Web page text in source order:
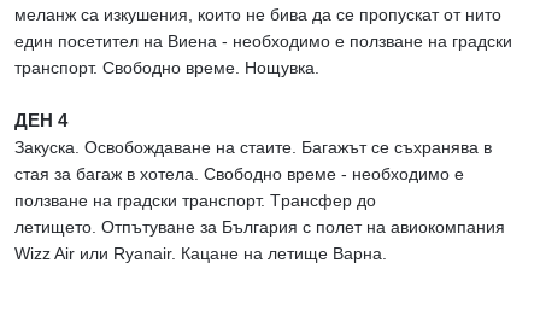
меланж са изкушения, които не бива да се пропускат от нито
един посетител на Виена - необходимо е ползване на градски
транспорт. Свободно време. Нощувка.
ДЕН 4
Закуска. Освобождаване на стаите. Багажът се съхранява в
стая за багаж в хотела. Свободно време - необходимо е
ползване на градски транспорт. Tрансфер до
летището. Отпътуване за България с полет на авиокомпания
Wizz Air или Ryanair. Кацане на летище Варна.